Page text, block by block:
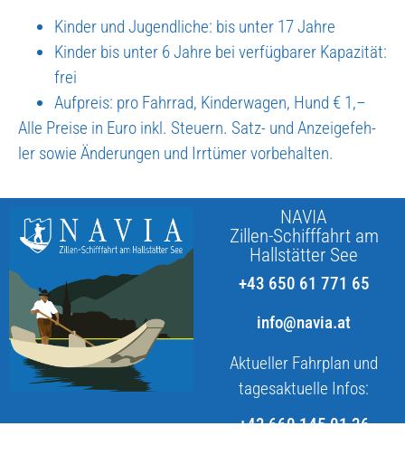
Kin­der und Jugend­li­che: bis unter 17 Jah­re
Kin­der bis unter 6 Jah­re bei ver­füg­ba­rer Kapa­zi­tät:
frei
Auf­preis: pro Fahr­rad, Kin­der­wa­gen, Hund € 1,–
Alle Prei­se in Euro inkl. Steu­ern. Satz- und Anzei­ge­feh­
ler sowie Ände­run­gen und Irr­tü­mer vor­be­hal­ten.
NAVIA
Zillen-Schifffahrt am
Hallstätter See
+43 650 61 771 65
info@navia.at
Aktueller Fahrplan und
tagesaktuelle Infos:
+43 660 145 01 26